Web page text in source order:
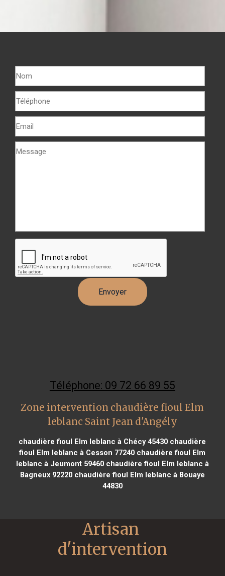
Téléphone: 09 72 66 89 55
Zone intervention chaudière fioul Elm
leblanc Saint Jean d'Angély
chaudière fioul Elm leblanc à Chécy 45430 chaudière
fioul Elm leblanc à Cesson 77240 chaudière fioul Elm
leblanc à Jeumont 59460chaudière fioul Elm leblanc à
Bagneux 92220chaudière fioul Elm leblanc à Bouaye
44830
Artisan
d'intervention